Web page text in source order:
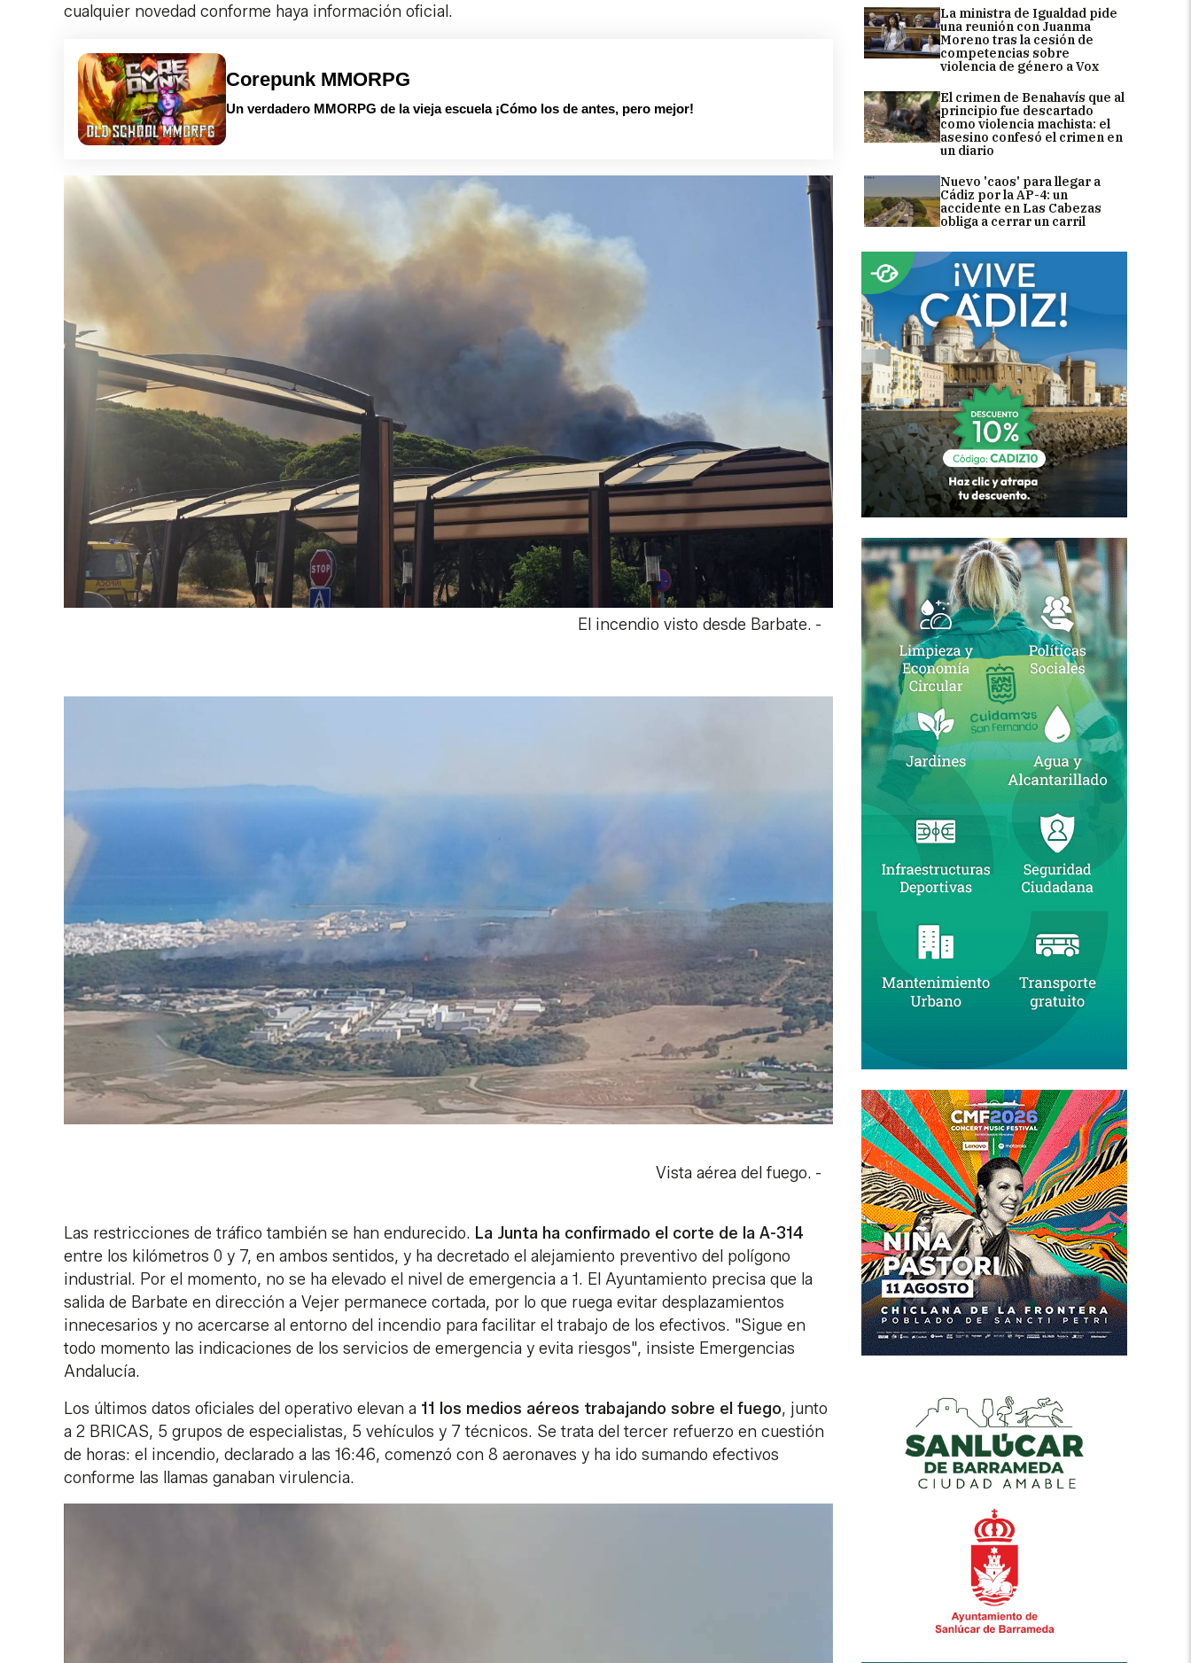
La ministra de Igualdad pide
una reunión con Juanma
Moreno tras la cesión de
competencias sobre
violencia de género a Vox
El crimen de Benahavís que al
principio fue descartado
como violencia machista: el
asesino confesó el crimen en
un diario
Nuevo 'caos' para llegar a
Cádiz por la AP-4: un
accidente en Las Cabezas
obliga a cerrar un carril
cualquier novedad conforme haya información oficial.
Corepunk MMORPG
Un verdadero MMORPG de la vieja escuela ¡Cómo los de antes, pero mejor!
El incendio visto desde Barbate. -
Vista aérea del fuego. -
Las restricciones de tráfico también se han endurecido. La Junta ha confirmado el corte de la A-314
entre los kilómetros 0 y 7, en ambos sentidos, y ha decretado el alejamiento preventivo del polígono
industrial. Por el momento, no se ha elevado el nivel de emergencia a 1. El Ayuntamiento precisa que la
salida de Barbate en dirección a Vejer permanece cortada, por lo que ruega evitar desplazamientos
innecesarios y no acercarse al entorno del incendio para facilitar el trabajo de los efectivos. "Sigue en
todo momento las indicaciones de los servicios de emergencia y evita riesgos", insiste Emergencias
Andalucía.
Los últimos datos oficiales del operativo elevan a 11 los medios aéreos trabajando sobre el fuego, junto
a 2 BRICAS, 5 grupos de especialistas, 5 vehículos y 7 técnicos. Se trata del tercer refuerzo en cuestión
de horas: el incendio, declarado a las 16:46, comenzó con 8 aeronaves y ha ido sumando efectivos
conforme las llamas ganaban virulencia.